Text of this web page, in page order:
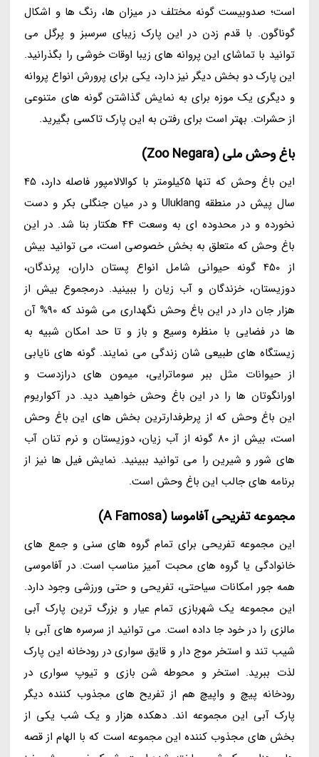
است؛ صدوبیست گونه مختلف در میزان ها، رنگ ها و اشکال
گوناگون. با قدم زدن در این پارک زیبای سرسبز و پرگل می
توانید با تماشای این پروانه های زیبا اوقات خوشی را بگذرانید.
این پارک دو بخش دیگر نیز دارد، یکی برای پرورش انواع پروانه
و دیگری یک موزه برای به نمایش گذاشتن گونه های متنوعی
از حشرات. بهتر است برای رفتن به این پارک تاکسی بگیرید.
باغ وحش ملی (Zoo Negara)
این باغ وحش که تنها 5کیلومتر با کوالالامپور فاصله دارد، 45
سال پیش در منطقه Uluklang و در میان جنگلی بکر و دست
نخورده و در محدوده ای به وسعت 44 هکتار بنا شد. در این
باغ وحش که متعلق به بخش خصوصی است، می توانید بیش
از 450 گونه حیوانی شامل انواع پستان داران، پرندگان،
دوزیستان، خزندگان و آب زیان را ببینید. درمجموع بیش از
هزار جان دار در این باغ وحش نگهداری می شوند که 90% آن
ها در فضایی با منظره وسیع و باز و تا حد امکان شبیه به
زیستگاه های طبیعی شان زندگی می نمایند. گونه های نایابی
از حیوانات مثل ببر سوماترایی، میمون های درازدست و
اورانگوتان ها را در این باغ وحش خواهید دید. در آکواریوم
این باغ وحش که از پرطرفدارترین بخش های این باغ وحش
است، بیش از 80 گونه از آب زیان، دوزیستان و نرم تنان آب
های شور و شیرین را می توانید ببینید. نمایش فیل ها نیز از
برنامه های جالب این باغ وحش است.
مجموعه تفریحی آفاموسا (A Famosa)
این مجموعه تفریحی برای تمام گروه های سنی و جمع های
خانوادگی یا گروه های محبت آمیز مناسب است. در آفاموسی
همه جور امکانات سیاحتی، تفریحی و حتی ورزشی وجود دارد.
این مجموعه یک شهربازی تمام عیار و بزرگ ترین پارک آبی
مالزی را در خود جا داده است. می توانید از سرسره های آبی با
شیب تند و استخر موج دار و قایق سواری در رودخانه این پارک
لذت ببرید. استخر و محوطه شن بازی و تیوپ سواری در
رودخانه پیچ و واپیچ هم از تفریح های مجذوب کننده دیگر
پارک آبی این مجموعه اند. دهکده هزار و یک شب یکی از
بخش های مجذوب کننده این مجموعه است که با الهام از قصه